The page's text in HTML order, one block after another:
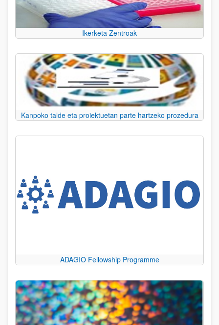
Ikerketa Zentroak
Kanpoko talde eta proiektuetan parte hartzeko prozedura
ADAGIO Fellowship Programme